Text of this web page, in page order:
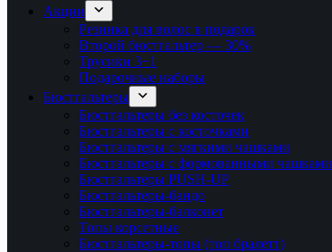
Акции
Резинка для волос в подарок
Второй бюстгальтер — 30%
Трусики 3+1
Подарочные наборы
Бюстгальтеры
Бюстгальтеры без косточек
Бюстгальтеры с косточками
Бюстгальтеры с мягкими чашками
Бюстгальтеры с формованными чашками
Бюстгальтеры PUSH-UP
Бюстгальтеры-бандо
Бюстгальтеры-балконет
Топы корсетные
Бюстгальтеры-топы (топ бралетт)